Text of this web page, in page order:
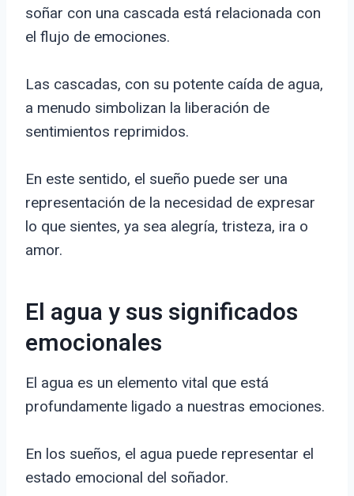
soñar con una cascada está relacionada con
el flujo de emociones.
Las cascadas, con su potente caída de agua,
a menudo simbolizan la liberación de
sentimientos reprimidos.
En este sentido, el sueño puede ser una
representación de la necesidad de expresar
lo que sientes, ya sea alegría, tristeza, ira o
amor.
El agua y sus significados
emocionales
El agua es un elemento vital que está
profundamente ligado a nuestras emociones.
En los sueños, el agua puede representar el
estado emocional del soñador.